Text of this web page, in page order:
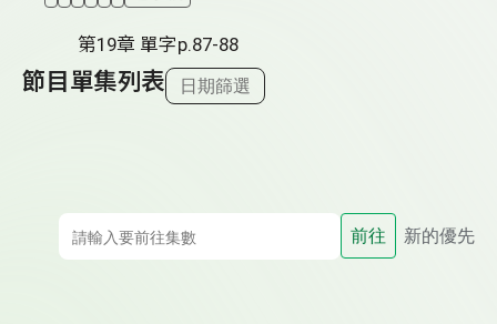
第19章 單字p.87-88
節目單集列表 日期篩選
前往 新的優先